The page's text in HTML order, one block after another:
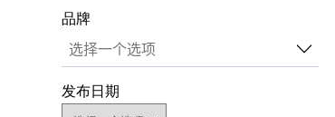
品牌
发布日期